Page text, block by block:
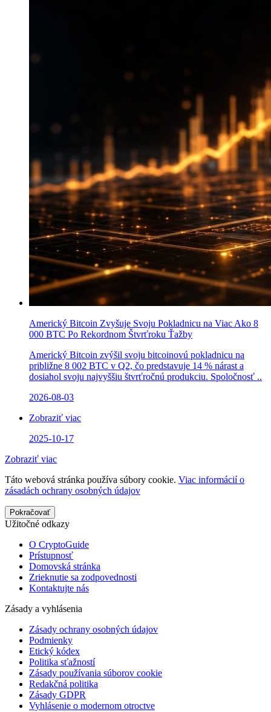
Americký Bitcoin Zvyšuje Svoju Pokladnicu na Viac Ako 8
000 BTC Po Rekordnom Štvrťroku Ťažby
Americký Bitcoin zvýšil svoju bitcoinovú pokladnicu na
približne 8 002 BTC v Q2, čo predstavuje 14 % nárast a
dosiahol svoju najvyššiu štvrťročnú produkciu. Spoločnosť ..
2026-08-03
Zobraziť viac
2025-10-17
Zobraziť viac
Táto webová stránka používa súbory cookie. Viac informácií o
zásadách ochrany osobných údajov
Pokračovať
Užitočné odkazy
O CryptoGuide
Prístupnosť
Domovská stránka
Zrieknutie sa zodpovednosti
Kontaktujte nás
Zásady a vyhlásenia
Zásady ochrany osobných údajov
Podmienky
Etický kódex
Politika sťažností
Zásady používania súborov cookie
Redakčná politika
Zásady GDPR
Vyhlásenie o modernom otroctve